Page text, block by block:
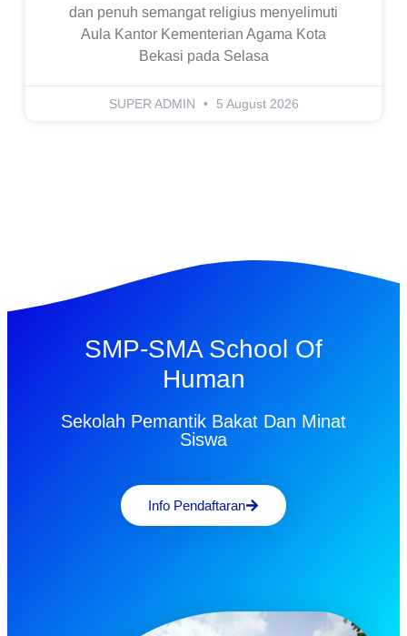
dan penuh semangat religius menyelimuti
Aula Kantor Kementerian Agama Kota
Bekasi pada Selasa
SUPER ADMIN 5 August 2026
SMP-SMA School Of
Human
Sekolah Pemantik Bakat Dan Minat
Siswa
Info Pendaftaran